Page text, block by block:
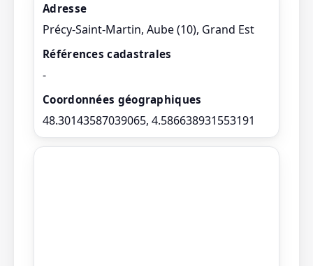
Adresse
Précy-Saint-Martin, Aube (10), Grand Est
Références cadastrales
-
Coordonnées géographiques
48.30143587039065, 4.586638931553191